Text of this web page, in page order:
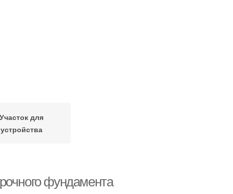
Участок для
устройства
фундамента